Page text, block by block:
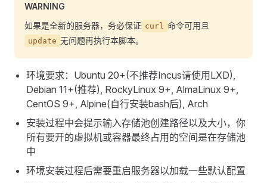
WARNING
如果是全新的服务器，务必保证 curl 命令可用且
update 无问题再执行本脚本。
环境要求：Ubuntu 20+(不推荐Incus请使用LXD),
Debian 11+(推荐), RockyLinux 9+, AlmaLinux 9+,
CentOS 9+, Alpine(自行安装bash后), Arch
安装过程中会提示输入存储池创建路径以及大小，你
所有要开的虚拟机或容器最终占用的空间是在存储池
中
环境安装过程后需要重启服务器以加载一些默认配置